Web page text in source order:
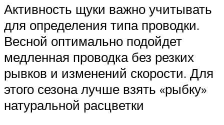
Активность щуки важно учитывать
для определения типа проводки.
Весной оптимально подойдет
медленная проводка без резких
рывков и изменений скорости. Для
этого сезона лучше взять «рыбку»
натуральной расцветки